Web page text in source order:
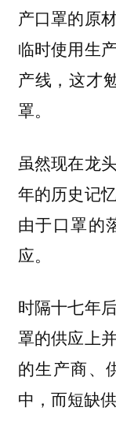
产口罩的原
临时使用生
产线，这才
罩。
虽然现在龙
年的历史记
由于口罩的
应。
时隔十七年
罩的供应上
的生产商、
中，而短缺